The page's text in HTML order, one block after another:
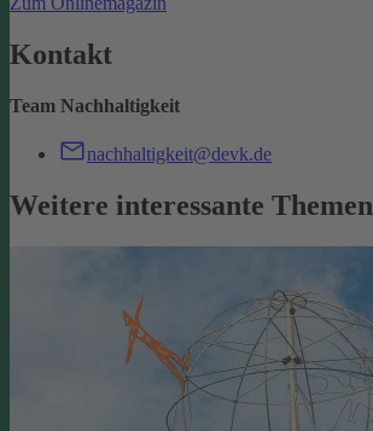
Kontakt
Team Nachhaltigkeit
nachhaltigkeit@devk.de
Weitere interessante Themen